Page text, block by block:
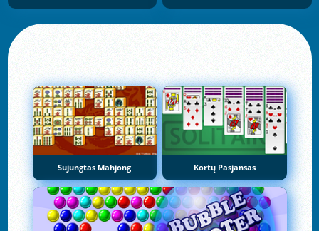
Sujungtas Mahjong Kortų Pasjansas